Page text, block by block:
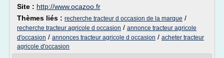
Site : http://www.ocazoo.fr
Thèmes liés : recherche tracteur d occasion de la marque /
recherche tracteur agricole d occasion / annonce tracteur agricole
d'occasion / annonces tracteur agricole d occasion / acheter tracteur
agricole d'occasion